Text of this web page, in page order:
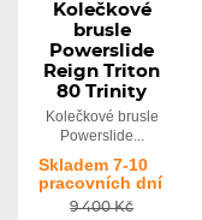
Kolečkové
brusle
Powerslide
Reign Triton
80 Trinity
Kolečkové brusle
Powerslide...
Skladem 7-10
pracovních dní
9 400 Kč